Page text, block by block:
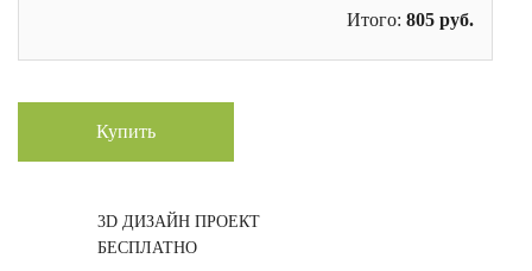
Итого: 805 руб.
Купить
3D ДИЗАЙН ПРОЕКТ
БЕСПЛАТНО